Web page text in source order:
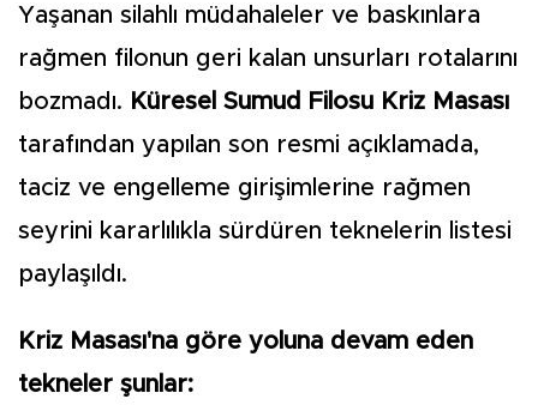
Yaşanan silahlı müdahaleler ve baskınlara
rağmen filonun geri kalan unsurları rotalarını
bozmadı. Küresel Sumud Filosu Kriz Masası
tarafından yapılan son resmi açıklamada,
taciz ve engelleme girişimlerine rağmen
seyrini kararlılıkla sürdüren teknelerin listesi
paylaşıldı.
Kriz Masası'na göre yoluna devam eden
tekneler şunlar: